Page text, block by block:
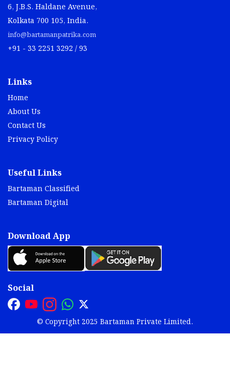
6, J.B.S. Haldane Avenue,
Kolkata 700 105, India.
info@bartamanpatrika.com
+91 - 33 2251 3292 / 93
Links
Home
About Us
Contact Us
Privacy Policy
Useful Links
Bartaman Classified
Bartaman Digital
Download App
Social
© Copyright 2025 Bartaman Private Limited.